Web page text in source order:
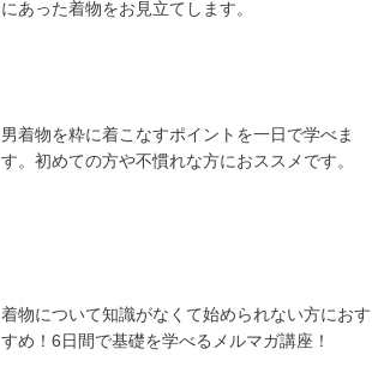
にあった着物をお見立てします。
男着物を粋に着こなすポイントを一日で学べま
す。初めての方や不慣れな方におススメです。
着物について知識がなくて始められない方におす
すめ！6日間で基礎を学べるメルマガ講座！